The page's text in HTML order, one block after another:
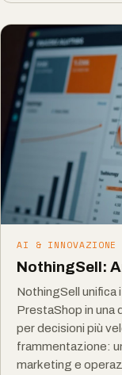
AI & INNOVAZIONE
NothingSell:
NothingSell unifica
PrestaShop in una
per decisioni più
frammentazione:
marketing e